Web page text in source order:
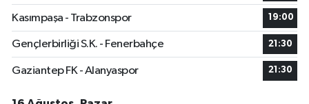
Kasımpaşa - Trabzonspor 19:00
Gençlerbirliği S.K. - Fenerbahçe 21:30
Gaziantep FK - Alanyaspor 21:30